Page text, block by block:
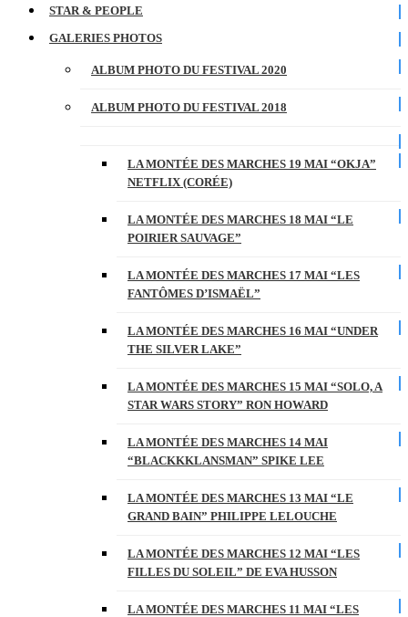
STAR & PEOPLE
GALERIES PHOTOS
ALBUM PHOTO DU FESTIVAL 2020
ALBUM PHOTO DU FESTIVAL 2018
LA MONTÉE DES MARCHES 19 MAI “OKJA”
NETFLIX (CORÉE)
LA MONTÉE DES MARCHES 18 MAI “LE
POIRIER SAUVAGE”
LA MONTÉE DES MARCHES 17 MAI “LES
FANTÔMES D’ISMAËL”
LA MONTÉE DES MARCHES 16 MAI “UNDER
THE SILVER LAKE”
LA MONTÉE DES MARCHES 15 MAI “SOLO, A
STAR WARS STORY” RON HOWARD
LA MONTÉE DES MARCHES 14 MAI
“BLACKKKLANSMAN” SPIKE LEE
LA MONTÉE DES MARCHES 13 MAI “LE
GRAND BAIN” PHILIPPE LELOUCHE
LA MONTÉE DES MARCHES 12 MAI “LES
FILLES DU SOLEIL” DE EVA HUSSON
LA MONTÉE DES MARCHES 11 MAI “LES